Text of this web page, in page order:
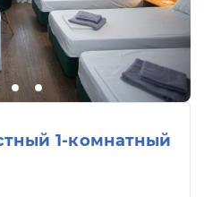
1-комнатный